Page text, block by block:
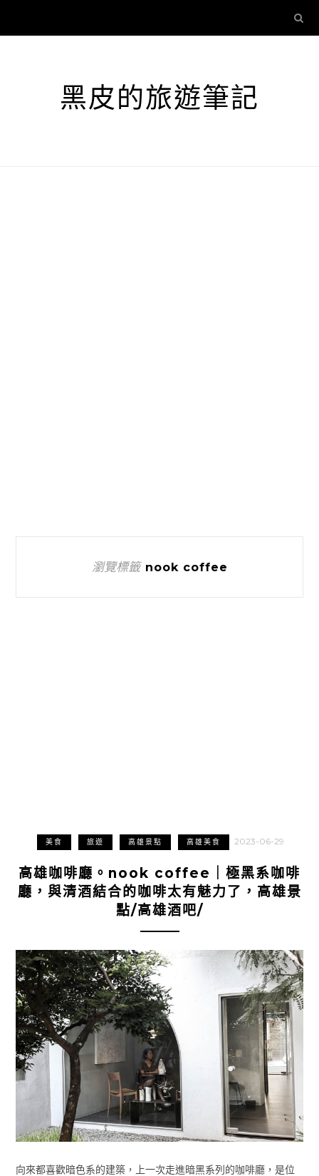
黑皮的旅遊筆記
瀏覽標籤 nook coffee
美食 旅遊 高雄景點 高雄美食 2023-06-29
高雄咖啡廳。nook coffee｜極黑系咖啡
廳，與清酒結合的咖啡太有魅力了，高雄景
點/高雄酒吧/
向來都喜歡暗色系的建築，上一次走進暗黑系列的咖啡廳，是位